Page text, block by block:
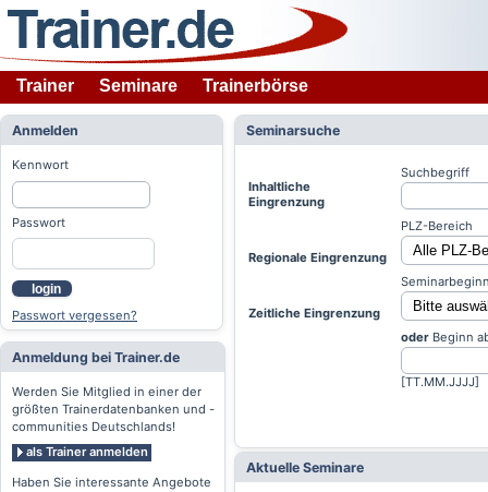
Trainer Seminare Trainerbörse
Anmelden
Kennwort
Passwort
login
Passwort vergessen?
Anmeldung bei Trainer.de
Werden Sie Mitglied in einer der
größten Trainerdatenbanken und -
communities Deutschlands!
als Trainer anmelden
Haben Sie interessante Angebote
Seminarsuche
Inhaltliche
Eingrenzung
Suchbegriff
Regionale Eingrenzung
PLZ-Bereich
Zeitliche Eingrenzung
oder Beginn
[TT.MM.JJJJ]
Aktuelle Seminare